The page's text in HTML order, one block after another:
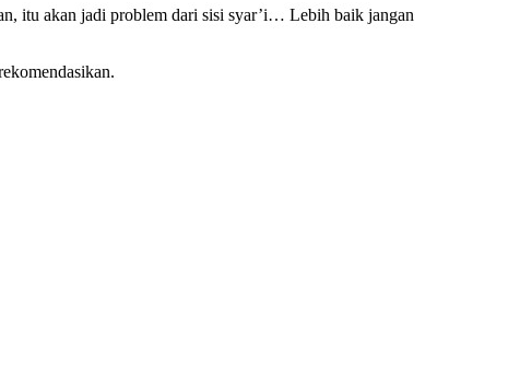
itu akan jadi problem dari sisi syar’i… Lebih baik jangan